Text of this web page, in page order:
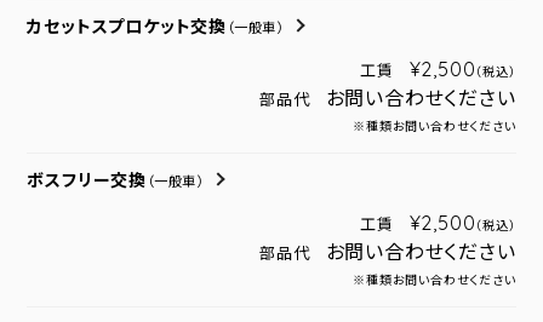
カセットスプロケット交換 （一般車）
工賃 ¥2,500 （税込）
部品代 お問い合わせください
※種類お問い合わせください
ボスフリー交換 （一般車）
工賃 ¥2,500 （税込）
部品代 お問い合わせください
※種類お問い合わせください